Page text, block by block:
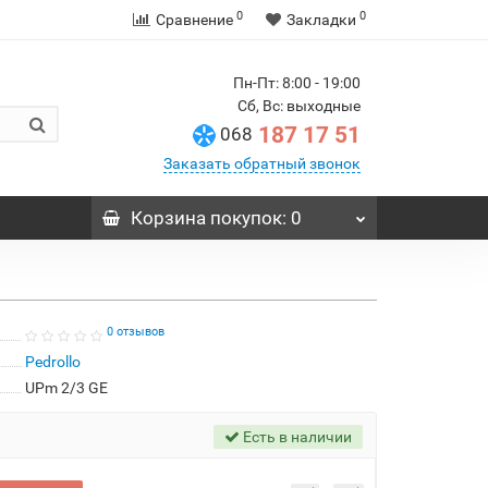
Сравнение 0 Закладки 0
Пн-Пт: 8:00 - 19:00
Сб, Вс: выходные
068 187 17 51
Заказать обратный звонок
Корзинапокупок: 0
0 отзывов
Pedrollo
UPm 2/3 GE
Есть в наличии